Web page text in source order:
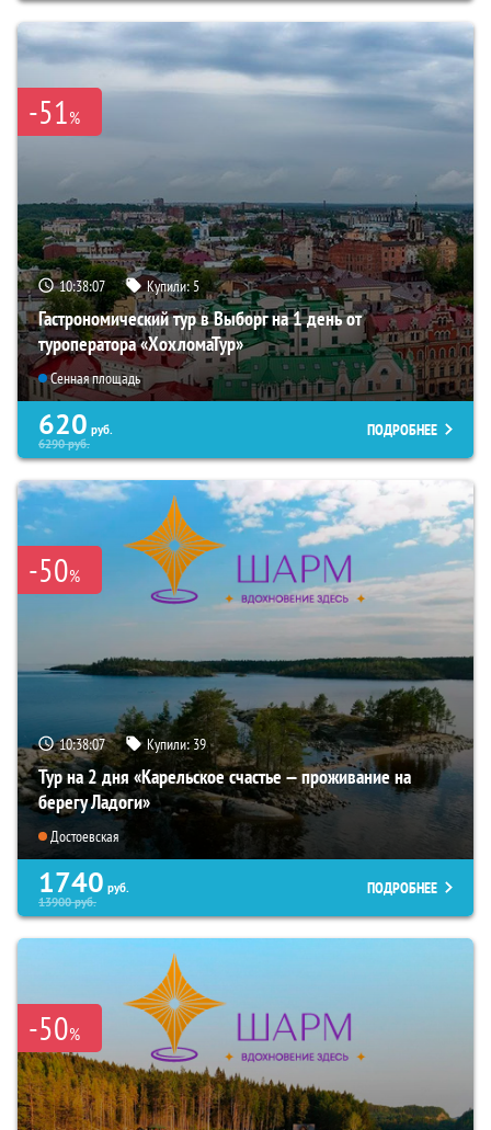
-51%
10:38:05 Купили:5
Гастрономический тур в Выборг на 1 день от
туроператора «ХохломаТур»
Сенная площадь
620 руб.
6290руб.
ПОДРОБНЕЕ
-50%
10:38:05 Купили:39
Тур на 2 дня «Карельское счастье — проживание на
берегу Ладоги»
Достоевская
1740 руб.
13900руб.
ПОДРОБНЕЕ
-50%